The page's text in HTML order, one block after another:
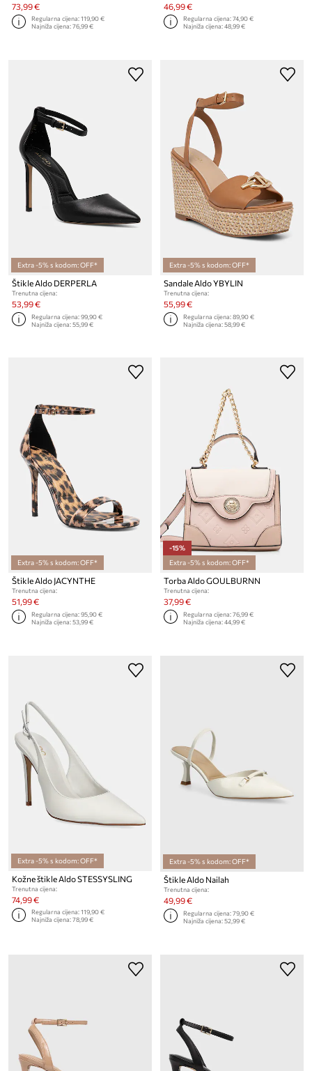
73,99 €
Regularna cijena:119,90 €
Najniža cijena:76,99 €
46,99 €
Regularna cijena:74,90 €
Najniža cijena:48,99 €
Extra -5% s kodom: OFF*
Štikle Aldo DERPERLA
Trenutna cijena:
53,99 €
Regularna cijena:99,90 €
Najniža cijena:55,99 €
Extra -5% s kodom: OFF*
Sandale Aldo YBYLIN
Trenutna cijena:
55,99 €
Regularna cijena:89,90 €
Najniža cijena:58,99 €
Extra -5% s kodom: OFF*
Štikle Aldo JACYNTHE
Trenutna cijena:
51,99 €
Regularna cijena:95,90 €
Najniža cijena:53,99 €
-15%
Extra -5% s kodom: OFF*
Torba Aldo GOULBURNN
Trenutna cijena:
37,99 €
Regularna cijena:76,99 €
Najniža cijena:44,99 €
Extra -5% s kodom: OFF*
Kožne štikle Aldo STESSYSLING
Trenutna cijena:
74,99 €
Regularna cijena:119,90 €
Najniža cijena:78,99 €
Extra -5% s kodom: OFF*
Štikle Aldo Nailah
Trenutna cijena:
49,99 €
Regularna cijena:79,90 €
Najniža cijena:52,99 €